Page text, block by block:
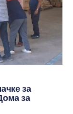
за
за